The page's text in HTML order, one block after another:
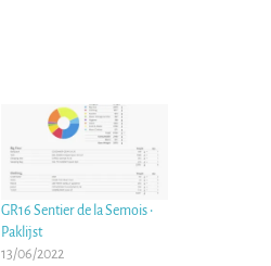
GR16 Sentier de la Semois •
Paklijst
13/06/2022